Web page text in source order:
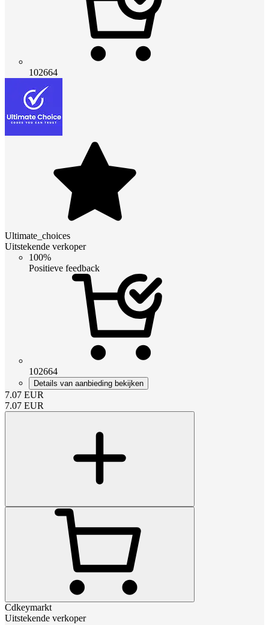
102664
Ultimate_choices
Uitstekende verkoper
100%
Positieve feedback
102664
Details van aanbieding bekijken
7.07 EUR
7.07 EUR
Cdkeymarkt
Uitstekende verkoper